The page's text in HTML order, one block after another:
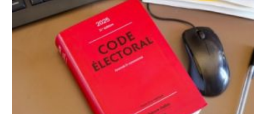
au
Journal
d’une
peine
d’inéligibilité